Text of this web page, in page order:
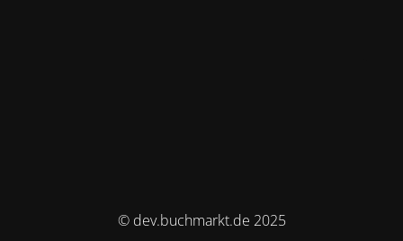
© dev.buchmarkt.de 2025